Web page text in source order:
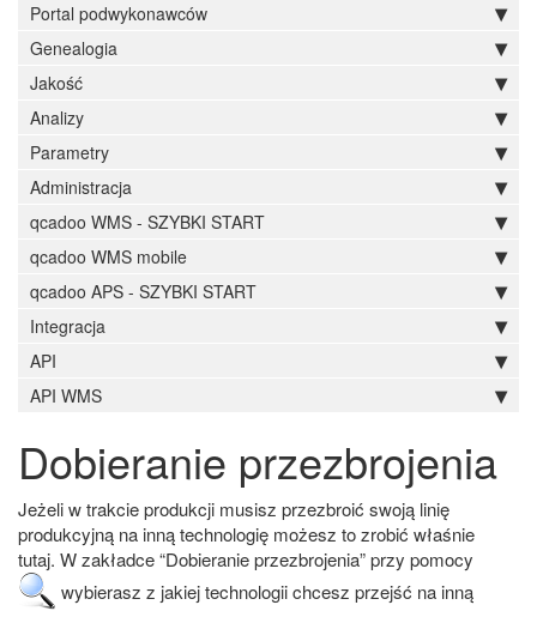
Portal podwykonawców
Genealogia
Jakość
Analizy
Parametry
Administracja
qcadoo WMS - SZYBKI START
qcadoo WMS mobile
qcadoo APS - SZYBKI START
Integracja
API
API WMS
Dobieranie przezbrojenia
Jeżeli w trakcie produkcji musisz przezbroić swoją linię
produkcyjną na inną technologię możesz to zrobić właśnie
tutaj. W zakładce “Dobieranie przezbrojenia” przy pomocy
wybierasz z jakiej technologii chcesz przejść na inną